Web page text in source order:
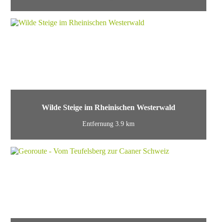
Wilde Steige im Rheinischen Westerwald
Entfernung 3.9 km